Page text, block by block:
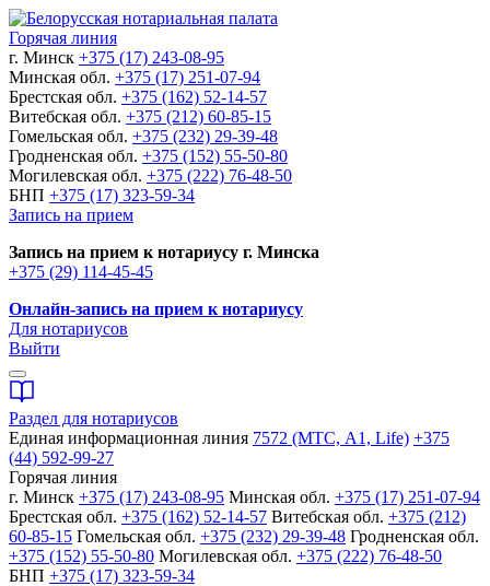
Горячая линия
г. Минск +375 (17) 243-08-95
Минская обл. +375 (17) 251-07-94
Брестская обл. +375 (162) 52-14-57
Витебская обл. +375 (212) 60-85-15
Гомельская обл. +375 (232) 29-39-48
Гродненская обл. +375 (152) 55-50-80
Могилевская обл. +375 (222) 76-48-50
БНП +375 (17) 323-59-34
Запись на прием
Запись на прием к нотариусу г. Минска
+375 (29) 114-45-45
Онлайн-запись на прием к нотариусу
Для нотариусов
Выйти
Раздел для нотариусов
Единая информационная линия 7572 (МТС, A1, Life) +375
(44) 592-99-27
Горячая линия
г. Минск +375 (17) 243-08-95 Минская обл. +375 (17) 251-07-94
Брестская обл. +375 (162) 52-14-57 Витебская обл. +375 (212)
60-85-15 Гомельская обл. +375 (232) 29-39-48 Гродненская обл.
+375 (152) 55-50-80 Могилевская обл. +375 (222) 76-48-50
БНП +375 (17) 323-59-34